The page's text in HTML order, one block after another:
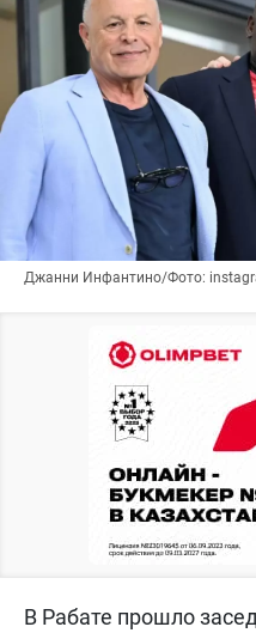
Джанни Инфантино/Фото:
В Рабате прошло